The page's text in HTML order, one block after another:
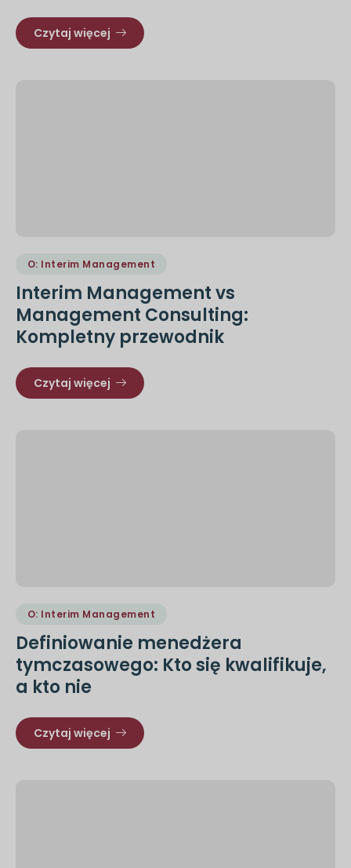
Czytaj więcej
O: Interim Management
Interim Management vs
Management Consulting:
Kompletny przewodnik
Czytaj więcej
O: Interim Management
Definiowanie menedżera
tymczasowego: Kto się kwalifikuje,
a kto nie
Czytaj więcej